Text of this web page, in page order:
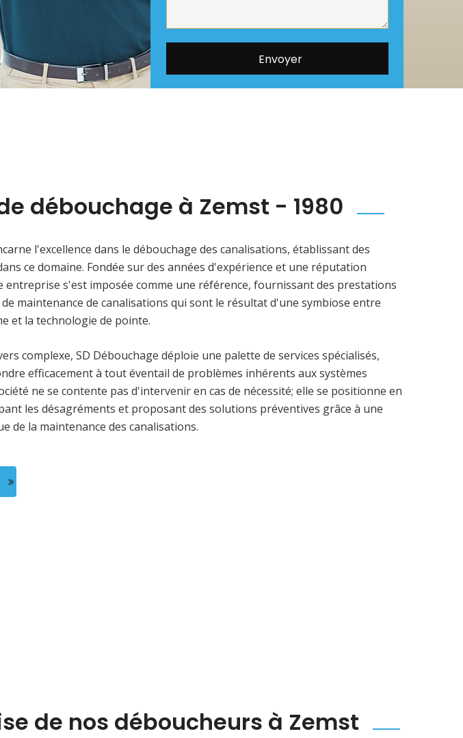
débouchage à Zemst - 1980
l'excellence dans le débouchage des canalisations, établissant des
ce domaine. Fondée sur des années d'expérience et une réputation
entreprise s'est imposée comme une référence, fournissant des prestations
maintenance de canalisations qui sont le résultat d'une symbiose entre
et la technologie de pointe.
complexe, SD Débouchage déploie une palette de services spécialisés,
efficacement à tout éventail de problèmes inhérents aux systèmes
ne se contente pas d'intervenir en cas de nécessité; elle se positionne en
les désagréments et proposant des solutions préventives grâce à une
de la maintenance des canalisations.
de nos déboucheurs à Zemst